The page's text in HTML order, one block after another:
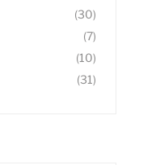
(30)
(7)
(10)
(31)